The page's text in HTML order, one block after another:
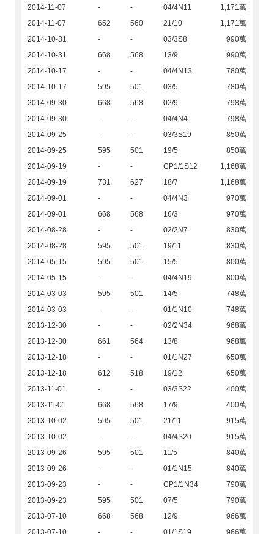
2014-11-07
- - 04/4N11
1,171萬
2014-11-07
652 560 21/10
1,171萬
2014-10-31
- - 03/3S8
990萬
2014-10-31
668 568 13/9
990萬
2014-10-17
- - 04/4N13
780萬
2014-10-17
595 501 03/5
780萬
2014-09-30
668 568 02/9
798萬
2014-09-30
- - 04/4N4
798萬
2014-09-25
- - 03/3S19
850萬
2014-09-25
595 501 19/5
850萬
2014-09-19
- - CP1/1S12
1,168萬
2014-09-19
731 627 18/7
1,168萬
2014-09-01
- - 04/4N3
970萬
2014-09-01
668 568 16/3
970萬
2014-08-28
- - 02/2N7
830萬
2014-08-28
595 501 19/11
830萬
2014-05-15
595 501 15/5
800萬
2014-05-15
- - 04/4N19
800萬
2014-03-03
595 501 14/5
748萬
2014-03-03
- - 01/1N10
748萬
2013-12-30
- - 02/2N34
968萬
2013-12-30
661 564 13/8
968萬
2013-12-18
- - 01/1N27
650萬
2013-12-18
612 518 19/12
650萬
2013-11-01
- - 03/3S22
400萬
2013-11-01
668 568 17/9
400萬
2013-10-02
595 501 21/11
915萬
2013-10-02
- - 04/4S20
915萬
2013-09-26
595 501 11/5
840萬
2013-09-26
- - 01/1N15
840萬
2013-09-23
- - CP1/1N34
790萬
2013-09-23
595 501 07/5
790萬
2013-07-10
668 568 12/9
966萬